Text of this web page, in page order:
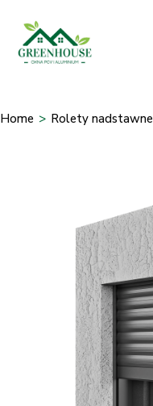
Home > Rolety nadstawne